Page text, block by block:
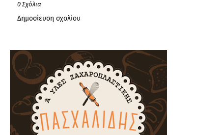
0 Σχόλια
Δημοσίευση σχολίου